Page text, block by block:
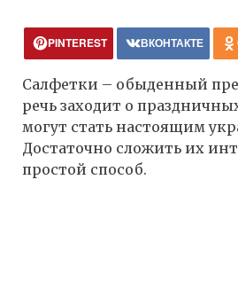
PINTEREST ВКОНТАКТЕ
Салфетки – обыденный
речь заходит о
могут стать настоящим
Достаточно сложить их
простой способ.